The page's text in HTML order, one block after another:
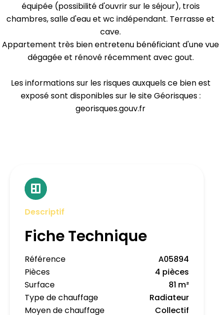
équipée (possibilité d'ouvrir sur le séjour), trois
chambres, salle d'eau et wc indépendant. Terrasse et
cave.
Appartement très bien entretenu bénéficiant d'une vue
dégagée et rénové récemment avec gout.
Les informations sur les risques auxquels ce bien est
exposé sont disponibles sur le site Géorisques :
georisques.gouv.fr
Descriptif
Fiche Technique
Référence
A05894
Pièces
4 pièces
Surface
81 m²
Type de chauffage
Radiateur
Moyen de chauffage
Collectif